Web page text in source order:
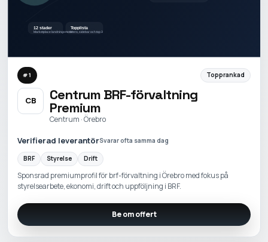
#1 Topprankad
CB Centrum BRF-förvaltning
Premium
Centrum · Örebro
Verifierad leverantörSvarar ofta samma dag
BRF Styrelse Drift
Sponsrad premiumprofil för brf-förvaltning i Örebro med fokus på
styrelsearbete, ekonomi, drift och uppföljning i BRF.
Be om offert